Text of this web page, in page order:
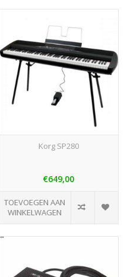
Korg SP280
€649,00
TOEVOEGEN AAN
WINKELWAGEN